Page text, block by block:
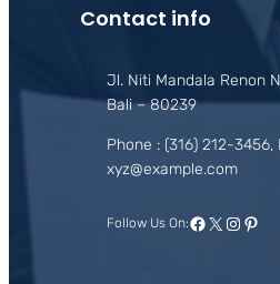
Contact info
Jl. Niti Mandala Renon
Bali – 80239
Phone : (316) 212-3456,
xyz@example.com
Follow Us On:Facebook
X